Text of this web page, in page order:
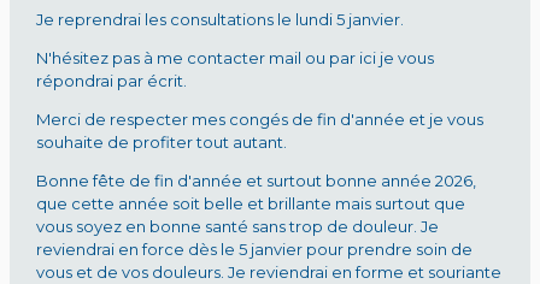
Je reprendrai les consultations le lundi 5 janvier.
N'hésitez pas à me contacter mail ou par ici je vous
répondrai par écrit.
Merci de respecter mes congés de fin d'année et je vous
souhaite de profiter tout autant.
Bonne fête de fin d'année et surtout bonne année 2026,
que cette année soit belle et brillante mais surtout que
vous soyez en bonne santé sans trop de douleur. Je
reviendrai en force dès le 5 janvier pour prendre soin de
vous et de vos douleurs. Je reviendrai en forme et souriante